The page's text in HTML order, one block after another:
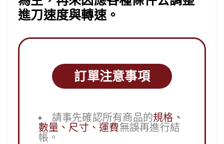
進刀速度與轉速。
訂單注意事項
請事先確認所有商品的規格、
數量、尺寸、運費無誤再進行結
帳。